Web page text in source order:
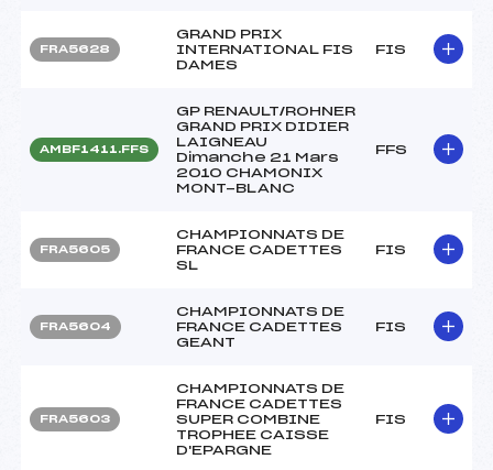
FRA5628
GRAND PRIX
INTERNATIONAL FIS
DAMES
FIS
AMBF1411.FFS
GP RENAULT/ROHNER
GRAND PRIX DIDIER
LAIGNEAU
Dimanche 21 Mars
2010 CHAMONIX
MONT-BLANC
FFS
FRA5605
CHAMPIONNATS DE
FRANCE CADETTES
SL
FIS
FRA5604
CHAMPIONNATS DE
FRANCE CADETTES
GEANT
FIS
FRA5603
CHAMPIONNATS DE
FRANCE CADETTES
SUPER COMBINE
TROPHEE CAISSE
D'EPARGNE
FIS